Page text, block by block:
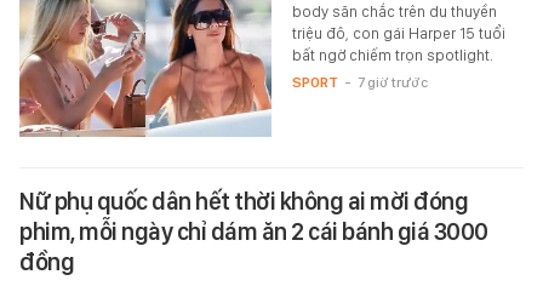
body săn chắc trên du thuyền
triệu đô, con gái Harper 15 tuổi
bất ngờ chiếm trọn spotlight.
SPORT - 7 giờ trước
Nữ phụ quốc dân hết thời không ai mời đóng
phim, mỗi ngày chỉ dám ăn 2 cái bánh giá 3000
đồng